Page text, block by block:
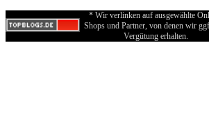
* Wir verlinken auf ausgewählte
Shops und Partner, von denen wir
Vergütung erhalten.